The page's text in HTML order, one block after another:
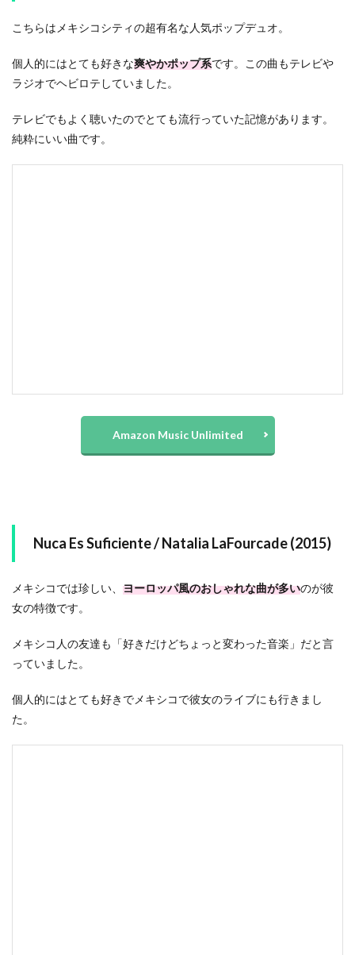
こちらはメキシコシティの超有名な人気ポップデュオ。
個人的にはとても好きな爽やかポップ系です。この曲もテレビや
ラジオでヘビロテしていました。
テレビでもよく聴いたのでとても流行っていた記憶があります。
純粋にいい曲です。
Amazon Music Unlimited
Nuca Es Suficiente / Natalia LaFourcade (2015)
メキシコでは珍しい、 ヨーロッパ風のおしゃれな曲が多いのが彼
女の特徴です。
メキシコ人の友達も「好きだけどちょっと変わった音楽」だと言
っていました。
個人的にはとても好きでメキシコで彼女のライブにも行きまし
た。